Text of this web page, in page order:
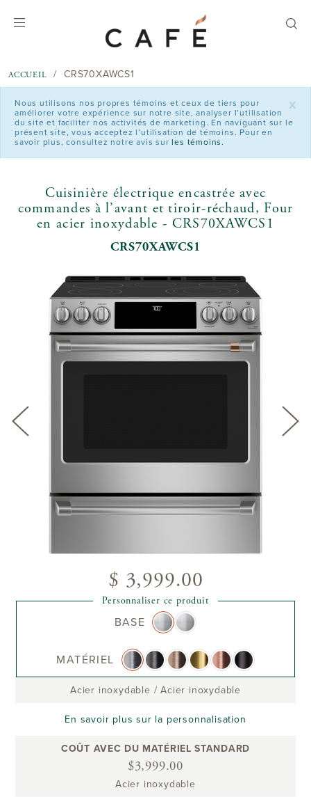
ACCUEIL CRS70XAWCS1
x
Nous utilisons nos propres témoins et ceux de tiers pour
améliorer votre expérience sur notre site, analyser l’utilisation
du site et faciliter nos activités de marketing. En naviguant sur le
présent site, vous acceptez l’utilisation de témoins. Pour en
savoir plus, consultez notre avis sur les témoins.
Cuisinière électrique encastrée avec
commandes à l’avant et tiroir-réchaud, Four
en acier inoxydable - CRS70XAWCS1
CRS70XAWCS1
$ 3,999.00
Personnaliser ce produit
BASE
MATÉRIEL
Acier inoxydable / Acier inoxydable
En savoir plus sur la personnalisation
COÛT AVEC DU MATÉRIEL STANDARD
$3,999.00
Acier inoxydable